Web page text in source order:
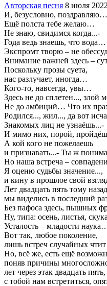
Aвторская песня 8 июля
И, безусловно, поздравляю…
Ещё полста тебе желаю…
Не знаю, свидимся когда...-
Года ведь знаешь, что вода…
Экспромт творю – не
Внимание важней здесь –
Поскольку прозы суета,
нас разлучает, иногда…
Кого-то, навсегда, увы…
Здесь не до сплетен..., злой
Не до амбиций… Что их
Родился..., жил..., да вот
Знакомых лиц не узнаёшь...-
И мимо них, порой,
А кой кого не пожелаешь
и признавать...- Ты ж
Но наша встреча –
Я оценю судьбы значение...,
и кину в прошлое свой
Лет двадцать пять тому
мы виделись в последний
Без пафоса здесь, пышных
Ну, типа: осень, листья,
Усталость – младости
Вот так, любое поколение,
лишь встреч случайных
Но, всё же, есть ещё
поняв причины
лет через этак двадцать пять,
с тобой нам встретиться,